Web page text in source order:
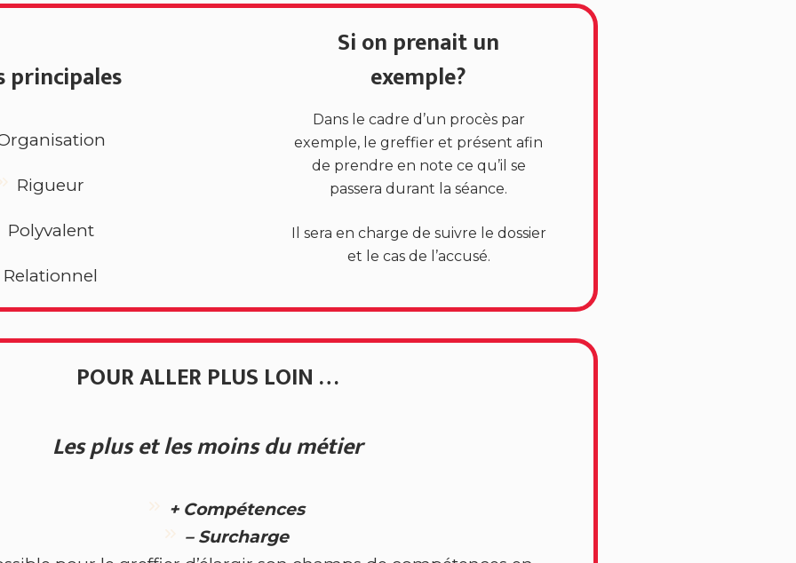
principales
Rigueur
Polyvalent
Relationnel
Si on prenait un
exemple?
Dans le cadre d’un procès par
exemple, le greffier et présent afin
de prendre en note ce qu’il se
passera durant la séance.
Il sera en charge de suivre le dossier
et le cas de l’accusé.
POUR ALLER PLUS LOIN …
Les plus et les moins du métier
+Compétences
– Surcharge